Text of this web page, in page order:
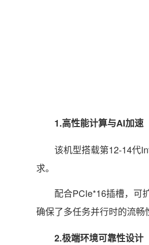
1.高性能计算与AI加速
该机型搭载第12-14代
求。
配合PCIe*16插槽，可扩
确保了多任务并行时的流畅
2.极端环境可靠性设计